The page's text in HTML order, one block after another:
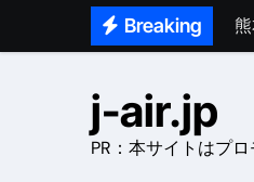
Breaking
j-air.jp
PR：本サイトはプ